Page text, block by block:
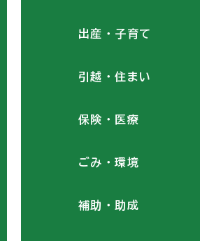
出産・子育て
引越・住まい
保険・医療
ごみ・環境
補助・助成